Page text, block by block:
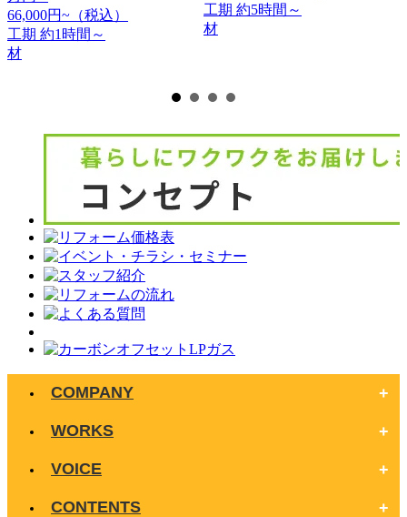
66,000円~（税込）
工期 約1時間～
材
工期 約5時間～
材
COMPANY
WORKS
VOICE
CONTENTS